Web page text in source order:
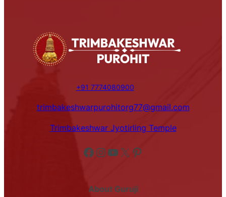
+91 7774080900
trimbakeshwarpurohitorg77@gmail.com
Trimbakeshwar Jyotirling Temple
Facebook Instagram YouTube X Pinterest
About Guruji